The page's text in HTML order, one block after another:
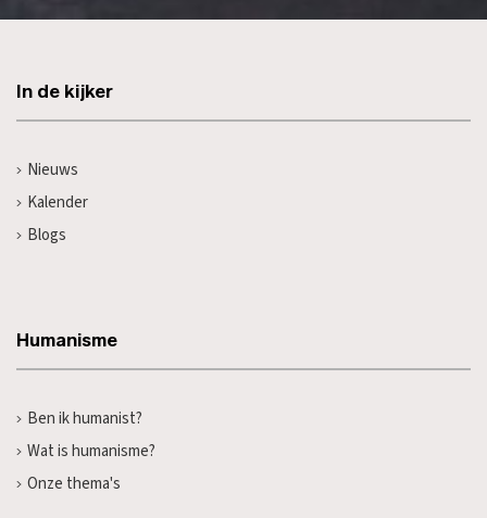
In de kijker
Nieuws
Kalender
Blogs
Humanisme
Ben ik humanist?
Wat is humanisme?
Onze thema's